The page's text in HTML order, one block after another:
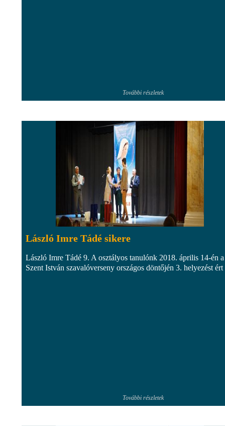
További részletek
László Imre Tádé sikere
László Imre Tádé 9. A osztályos tanulónk 2018. április 14-én a
Szent István szavalóverseny országos döntőjén 3. helyezést ért
További részletek